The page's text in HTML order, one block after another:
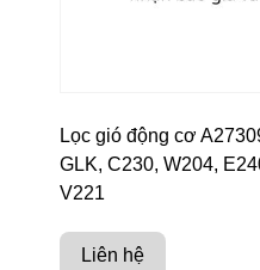
Lọc gió động cơ
GLK, C230, W204,
V221
Liên hệ